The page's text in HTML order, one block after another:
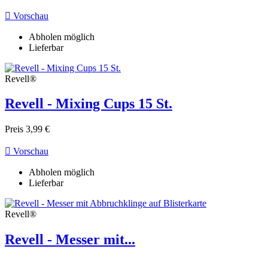
 Vorschau
Abholen möglich
Lieferbar
Revell®
Revell - Mixing Cups 15 St.
Preis 3,99 €
 Vorschau
Abholen möglich
Lieferbar
Revell®
Revell - Messer mit...